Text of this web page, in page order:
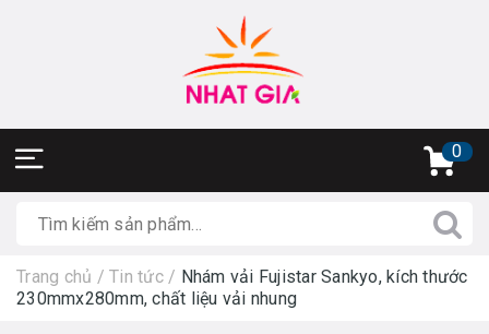
0
Trang chủ / Tin tức / Nhám vải Fujistar Sankyo, kích thước
230mmx280mm, chất liệu vải nhung